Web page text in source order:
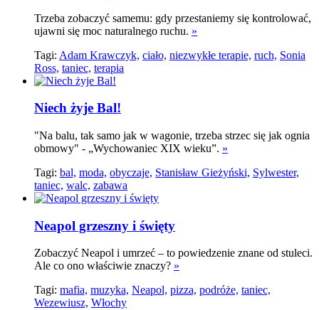
Trzeba zobaczyć samemu: gdy przestaniemy się kontrolować,
ujawni się moc naturalnego ruchu. »
Tagi: Adam Krawczyk, ciało, niezwykłe terapie, ruch, Sonia
Ross, taniec, terapia
Niech żyje Bal!
"Na balu, tak samo jak w wagonie, trzeba strzec się jak ognia
obmowy" - „Wychowaniec XIX wieku”. »
Tagi: bal, moda, obyczaje, Stanisław Gieżyński, Sylwester,
taniec, walc, zabawa
Neapol grzeszny i święty
Zobaczyć Neapol i umrzeć – to powiedzenie znane od stuleci.
Ale co ono właściwie znaczy? »
Tagi: mafia, muzyka, Neapol, pizza, podróże, taniec,
Wezewiusz, Włochy